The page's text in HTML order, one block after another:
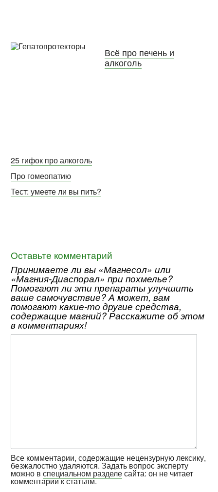
Всё про печень и
алкоголь
25 гифок про алкоголь
Про гомеопатию
Тест: умеете ли вы пить?
Оставьте комментарий
Принимаете ли вы «Магнесол» или
«Магния-Диаспорал» при похмелье?
Помогают ли эти препараты улучшить
ваше самочувствие? А может, вам
помогают какие-то другие средства,
содержащие магний? Расскажите об этом
в комментариях!
Все комментарии, содержащие нецензурную лексику,
безжалостно удаляются. Задать вопрос эксперту
можно вспециальном разделесайта: он не читает
комментарии к статьям.